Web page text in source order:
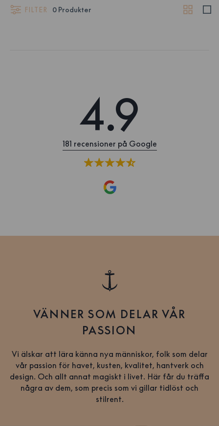
FILTER 0 Produkter
4.9
181 recensioner på Google
VÄNNER SOM DELAR VÅR
PASSION
Vi älskar att lära känna nya människor, folk som delar
vår passion för havet, kusten, kvalitet, hantverk och
design. Och allt annat magiskt i livet. Här får du träffa
några av dem, som precis som vi gillar tidlöst och
stilrent.